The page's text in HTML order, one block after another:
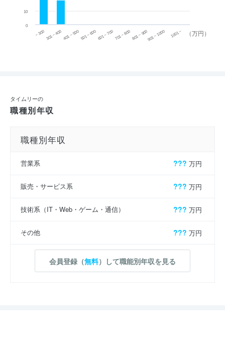
（万円）
~ 300 301 ~ 400 401 ~ 500501 ~ 600601 ~ 700701 ~ 800801 ~ 900901 ~ 1000 1001 ~
0
10
タイムリーの
職種別年収
職種別年収
営業系 ??? 万円
販売・サービス系 ??? 万円
技術系（IT・Web・ゲーム・通信） ??? 万円
その他 ??? 万円
会員登録（無料）して職能別年収を見る